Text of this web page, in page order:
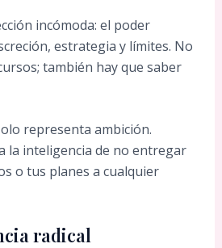
incómoda: el poder
estrategia y límites. No
también hay que saber
representa ambición.
la inteligencia de no entregar
o tus planes a cualquier
radical